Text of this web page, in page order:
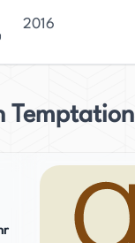
2016